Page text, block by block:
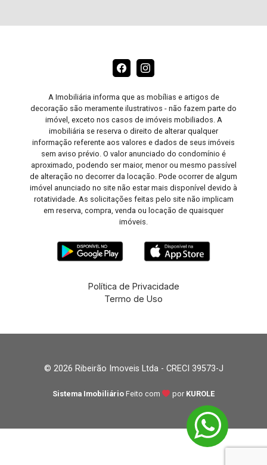
A Imobiliária informa que as mobílias e artigos de
decoração são meramente ilustrativos - não fazem parte do
imóvel, exceto nos casos de imóveis mobiliados. A
imobiliária se reserva o direito de alterar qualquer
informação referente aos valores e dados de seus imóveis
sem aviso prévio. O valor anunciado do condomínio é
aproximado, podendo ser maior, menor ou mesmo passível
de alteração no decorrer da locação. Pode ocorrer de algum
imóvel anunciado no site não estar mais disponível devido à
rotatividade. As solicitações feitas pelo site não implicam
em reserva, compra, venda ou locação de quaisquer
imóveis.
Política de Privacidade
Termo de Uso
© 2026 Ribeirão Imoveis Ltda - CRECI 39573-J
Sistema Imobiliário Feito com por KUROLE